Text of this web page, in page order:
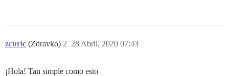
zcuric (Zdravko) 28 Abril, 2020 07:43
2
¡Hola! Tan simple como esto